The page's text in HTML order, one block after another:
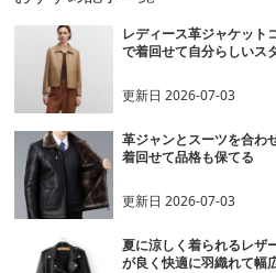
レディース革ジャケット
で着回せて自分らしいス
更新日2026-07-03
革ジャンとスーツを合わ
着回せて品格も保てる
更新日2026-07-03
夏に涼しく着られるレザ
が良く快適に羽織れて幅